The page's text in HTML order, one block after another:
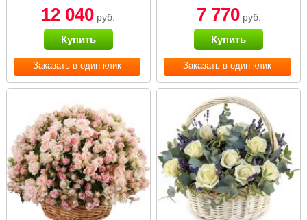
Заказать в один клик
12 040 руб.
Купить
Заказать в один клик
7 770руб.
Купить